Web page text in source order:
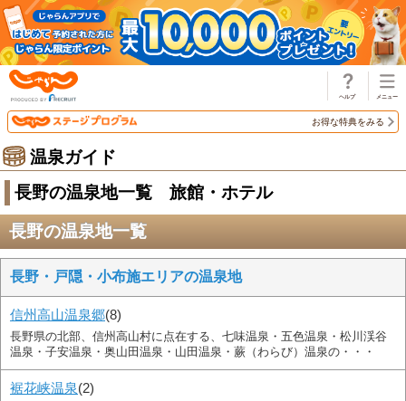
お得な特典をみる
温泉ガイド
長野の温泉地一覧 旅館・ホテル
長野の温泉地一覧
長野・戸隠・小布施エリアの温泉地
信州高山温泉郷(8)
長野県の北部、信州高山村に点在する、七味温泉・五色温泉・松川渓谷
温泉・子安温泉・奥山田温泉・山田温泉・蕨（わらび）温泉の・・・
裾花峡温泉(2)